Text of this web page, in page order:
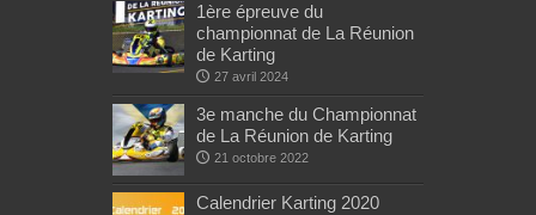
1ère épreuve du
championnat de La Réunion
de Karting
27 avril 2024
3e manche du Championnat
de La Réunion de Karting
21 octobre 2022
Calendrier Karting 2020